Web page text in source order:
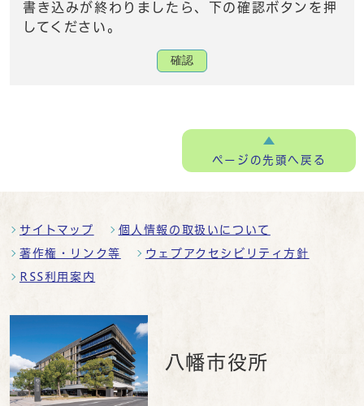
書き込みが終わりましたら、下の確認ボタンを押
してください。
確認
ページの先頭へ戻る
サイトマップ 個人情報の取扱いについて
著作権・リンク等 ウェブアクセシビリティ方針
RSS利用案内
八幡市役所